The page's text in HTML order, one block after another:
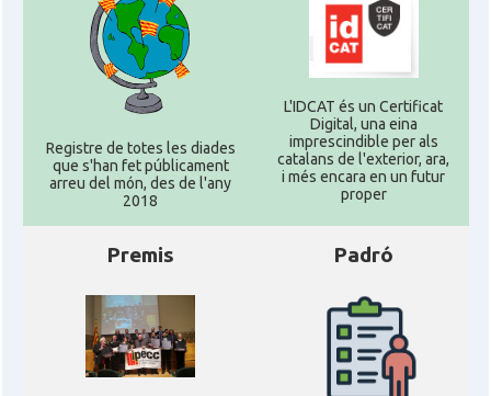
Registre de totes les diades
que s'han fet públicament
arreu del món, des de l'any
2018
L'IDCAT és un Certificat
Digital, una eina
imprescindible per als
catalans de l'exterior, ara,
i més encara en un futur
proper
Premis Padró